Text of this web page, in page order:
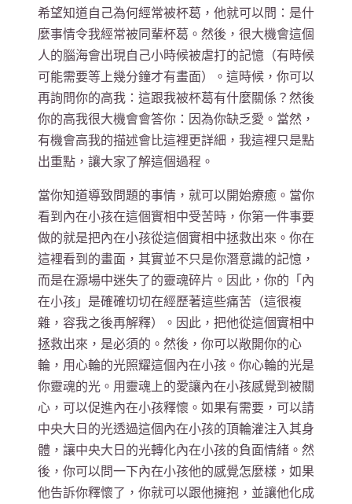
希望知道自己為何經常被杯葛，他就可以問：是什
麼事情令我經常被同輩杯葛。然後，很大機會這個
人的腦海會出現自己小時候被虐打的記憶（有時候
可能需要等上幾分鐘才有畫面）。這時候，你可以
再詢問你的高我：這跟我被杯葛有什麼關係？然後
你的高我很大機會會答你：因為你缺乏愛。當然，
有機會高我的描述會比這裡更詳細，我這裡只是點
出重點，讓大家了解這個過程。
當你知道導致問題的事情，就可以開始療癒。當你
看到內在小孩在這個實相中受苦時，你第一件事要
做的就是把內在小孩從這個實相中拯救出來。你在
這裡看到的畫面，其實並不只是你潛意識的記憶，
而是在源場中迷失了的靈魂碎片。因此，你的「內
在小孩」是確確切切在經歷著這些痛苦（這很複
雜，容我之後再解釋）。因此，把他從這個實相中
拯救出來，是必須的。然後，你可以敞開你的心
輪，用心輪的光照耀這個內在小孩。你心輪的光是
你靈魂的光。用靈魂上的愛讓內在小孩感覺到被關
心，可以促進內在小孩釋懷。如果有需要，可以請
中央大日的光透過這個內在小孩的頂輪灌注入其身
體，讓中央大日的光轉化內在小孩的負面情緒。然
後，你可以問一下內在小孩他的感覺怎麼樣，如果
他告訴你釋懷了，你就可以跟他擁抱，並讓他化成